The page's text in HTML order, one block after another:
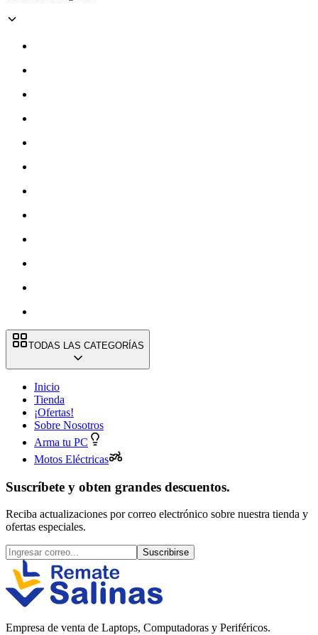
TODAS LAS CATEGORÍAS
Inicio
Tienda
¡Ofertas!
Sobre Nosotros
Arma tu PC
Motos Eléctricas
Suscríbete y obten grandes descuentos.
Reciba actualizaciones por correo electrónico sobre nuestra tienda y
ofertas especiales.
Suscribirse
Empresa de venta de Laptops, Computadoras y Periféricos.